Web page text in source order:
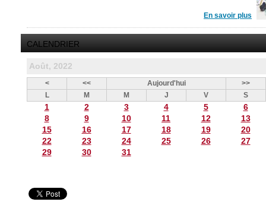
En savoir plus
CALENDRIER
Août, 2022
< << Aujourd'hui
>>
L
M M J V S
1 2 3 4 5
6
8
9 10 11 12
13
15
16 17 18 19
20
22
23 24 25 26
27
29
30 31